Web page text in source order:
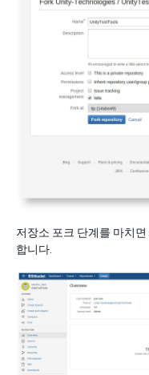
저장소 포크 단계를 마치
합니다.